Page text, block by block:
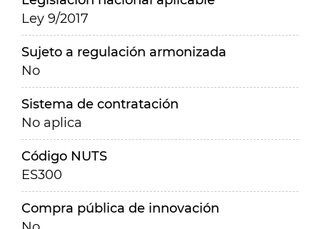
Ley 9/2017
Sujeto a regulación armonizada
No
Sistema de contratación
No aplica
Código NUTS
ES300
Compra pública de innovación